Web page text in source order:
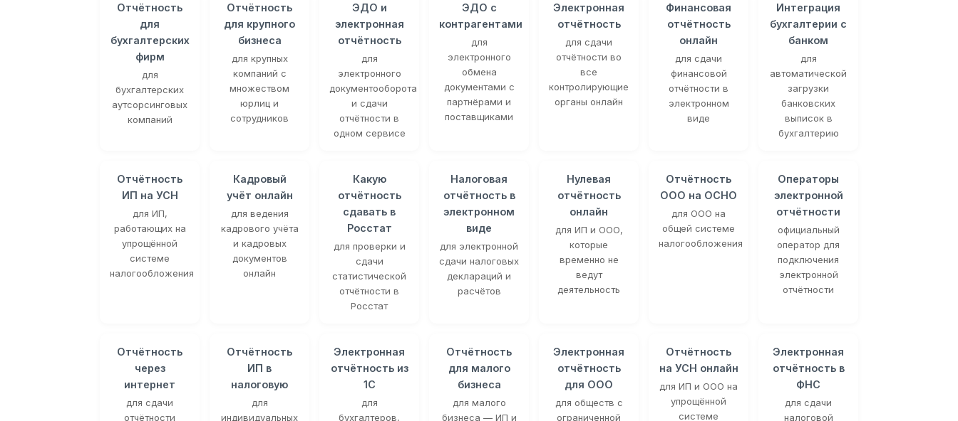
Отчётность
для
бухгалтерских
фирм
для
бухгалтерских
аутсорсинговых
компаний
Отчётность
для крупного
бизнеса
для крупных
компаний с
множеством
юрлиц и
сотрудников
ЭДО и
электронная
отчётность
для
электронного
документооборота
и сдачи
отчётности в
одном сервисе
ЭДО с
контрагентами
для
электронного
обмена
документами с
партнёрами и
поставщиками
Электронная
отчётность
для сдачи
отчётности во
все
контролирующие
органы онлайн
Финансовая
отчётность
онлайн
для сдачи
финансовой
отчётности в
электронном
виде
Интеграция
бухгалтерии с
банком
для
автоматической
загрузки
банковских
выписок в
бухгалтерию
Отчётность
ИП на УСН
для ИП,
работающих на
упрощённой
системе
налогообложения
Кадровый
учёт онлайн
для ведения
кадрового учёта
и кадровых
документов
онлайн
Какую
отчётность
сдавать в
Росстат
для проверки и
сдачи
статистической
отчётности в
Росстат
Налоговая
отчётность в
электронном
виде
для электронной
сдачи налоговых
деклараций и
расчётов
Нулевая
отчётность
онлайн
для ИП и ООО,
которые
временно не
ведут
деятельность
Отчётность
ООО на ОСНО
для ООО на
общей системе
налогообложения
Операторы
электронной
отчётности
официальный
оператор для
подключения
электронной
отчётности
Отчётность
через
интернет
для сдачи
отчётности
Отчётность
ИП в
налоговую
для
индивидуальных
Электронная
отчётность из
1С
для
бухгалтеров,
Отчётность
для малого
бизнеса
для малого
бизнеса — ИП и
Электронная
отчётность
для ООО
для обществ с
ограниченной
Отчётность
на УСН онлайн
для ИП и ООО на
упрощённой
системе
Электронная
отчётность в
ФНС
для сдачи
налоговой